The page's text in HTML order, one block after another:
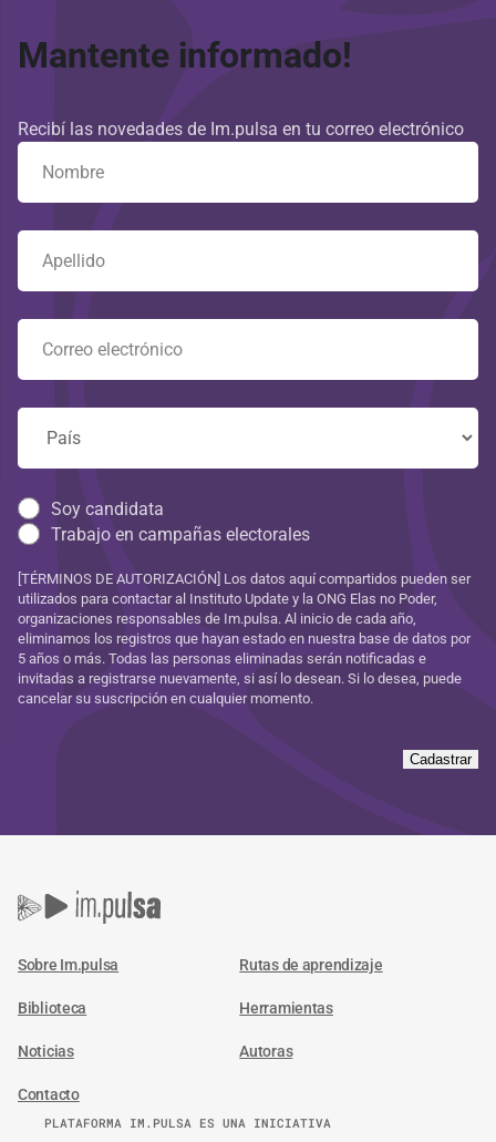
Mantente informado!
Recibí las novedades de Im.pulsa en tu correo electrónico
Soy candidata
Trabajo en campañas electorales
[TÉRMINOS DE AUTORIZACIÓN] Los datos aquí compartidos pueden ser
utilizados para contactar al Instituto Update y la ONG Elas no Poder,
organizaciones responsables de Im.pulsa. Al inicio de cada año,
eliminamos los registros que hayan estado en nuestra base de datos por
5 años o más. Todas las personas eliminadas serán notificadas e
invitadas a registrarse nuevamente, si así lo desean. Si lo desea, puede
cancelar su suscripción en cualquier momento.
Cadastrar
Sobre Im.pulsa Rutas de aprendizaje
Biblioteca Herramientas
Noticias Autoras
Contacto
PLATAFORMA IM.PULSA ES UNA INICIATIVA